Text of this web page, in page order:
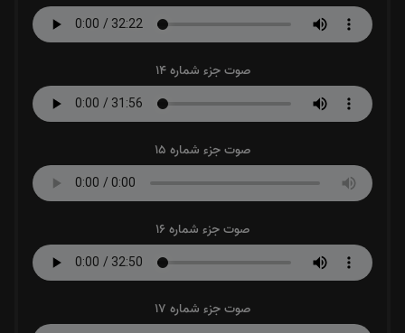
صوت جزء شماره 14
صوت جزء شماره 15
صوت جزء شماره 16
صوت جزء شماره 17